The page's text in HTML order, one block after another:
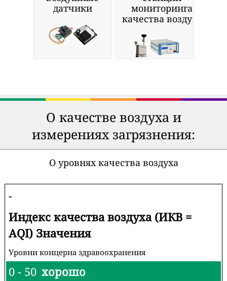
датчики
мониторинга
качества воздуха
О качестве воздуха и
измерениях загрязнения:
О уровнях качества воздуха
-
Индекс качества воздуха (ИКВ =
AQI) Значения
Уровни концерна здравоохранения
0 - 50 хорошо